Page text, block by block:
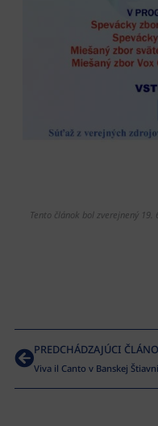
Tento článok bol zverejnený 19.
PREDCHÁDZAJÚCI
Viva il Canto v Banskej